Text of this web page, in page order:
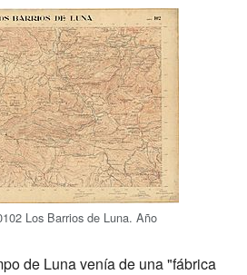
Los Barrios de Luna. Año
de Luna venía de una "fábrica